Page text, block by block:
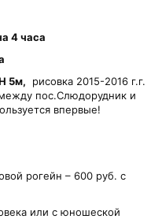
4 часа
5м, рисовка 2015-2016 г.г.
пос.Слюдорудник и
впервые!
рогейн – 600 руб. с
или с юношеской